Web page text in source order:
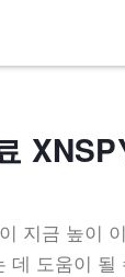
지금 높이
데 도움이